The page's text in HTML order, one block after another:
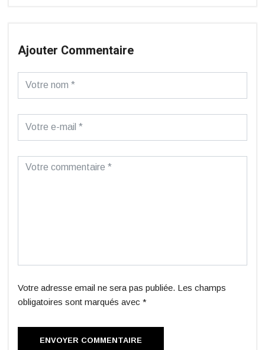
Ajouter Commentaire
Votre adresse email ne sera pas publiée. Les champs
obligatoires sont marqués avec *
ENVOYER COMMENTAIRE